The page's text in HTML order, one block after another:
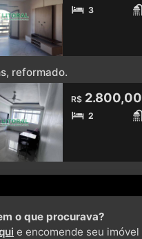
3
reformado.
R$ 2.800,00
2
o que procurava?
e encomende seu imóvel